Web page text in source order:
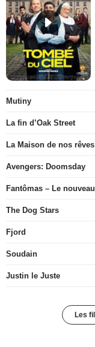
Mutiny
La fin d’Oak Street
La Maison de nos rêves
Avengers: Doomsday
Fantômas – Le
The Dog Stars
Fjord
Soudain
Justin le Juste
Les